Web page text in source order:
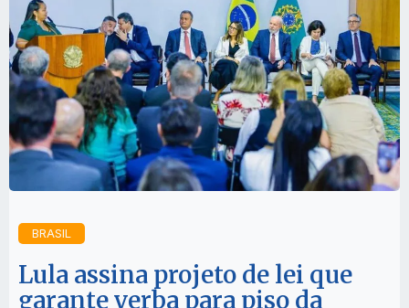
BRASIL
Lula assina projeto de lei que
garante verba para piso da